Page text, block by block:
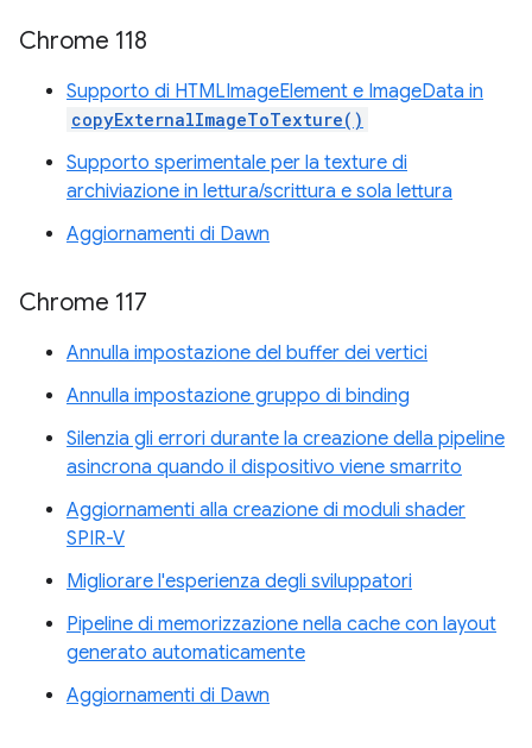
Chrome 118
Supporto di HTMLImageElement e ImageData in
copyExternalImageToTexture()
Supporto sperimentale per la texture di
archiviazione in lettura/scrittura e sola lettura
Aggiornamenti di Dawn
Chrome 117
Annulla impostazione del buffer dei vertici
Annulla impostazione gruppo di binding
Silenzia gli errori durante la creazione della pipeline
asincrona quando il dispositivo viene smarrito
Aggiornamenti alla creazione di moduli shader
SPIR-V
Migliorare l'esperienza degli sviluppatori
Pipeline di memorizzazione nella cache con layout
generato automaticamente
Aggiornamenti di Dawn